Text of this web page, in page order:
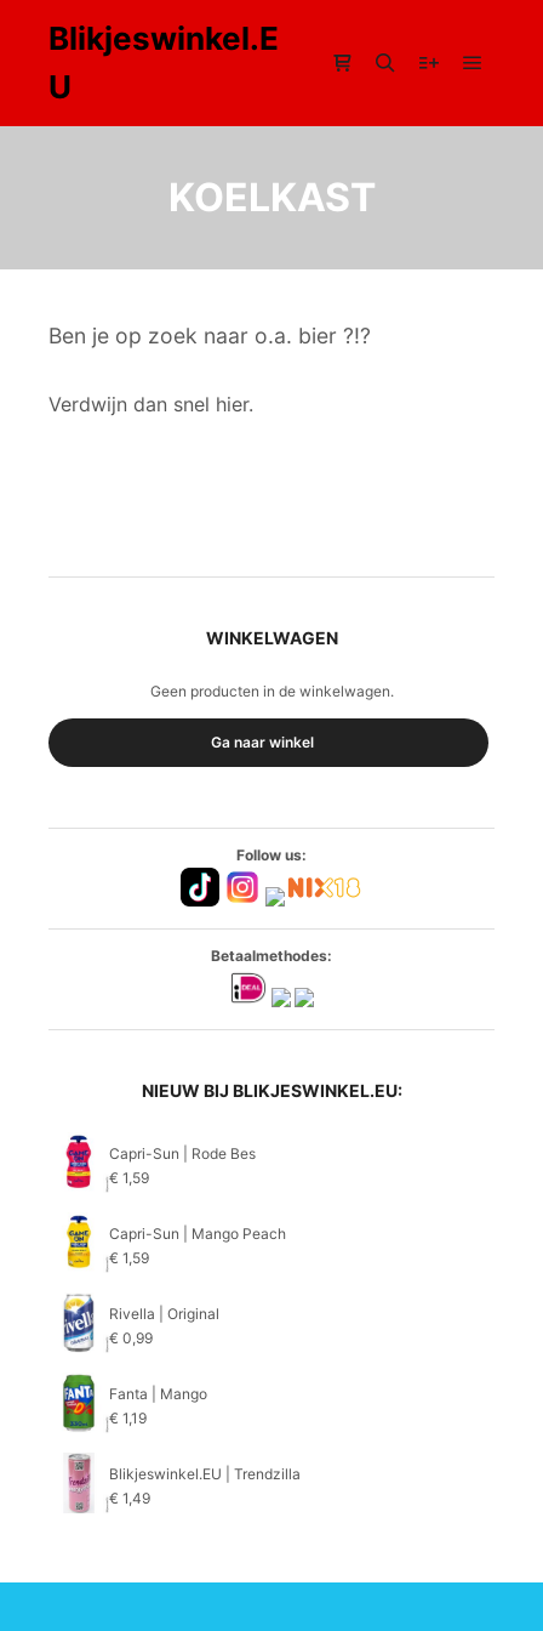
Blikjeswinkel.E
U
KOELKAST
Ben je op zoek naar o.a. bier ?!?
Verdwijn dan snel hier.
WINKELWAGEN
Geen producten in de winkelwagen.
Ga naar winkel
Follow us:
Betaalmethodes:
NIEUW BIJ BLIKJESWINKEL.EU:
Capri-Sun | Rode Bes
€ 1,59
Capri-Sun | Mango Peach
€ 1,59
Rivella | Original
€ 0,99
Fanta | Mango
€ 1,19
Blikjeswinkel.EU | Trendzilla
€ 1,49